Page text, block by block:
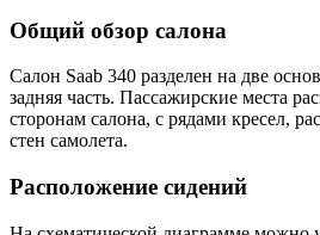
Общий обзор салона
Салон Saab 340 разделен на две
задняя часть. Пассажирские места
сторонам салона, с рядами кресел,
стен самолета.
Расположение сидений